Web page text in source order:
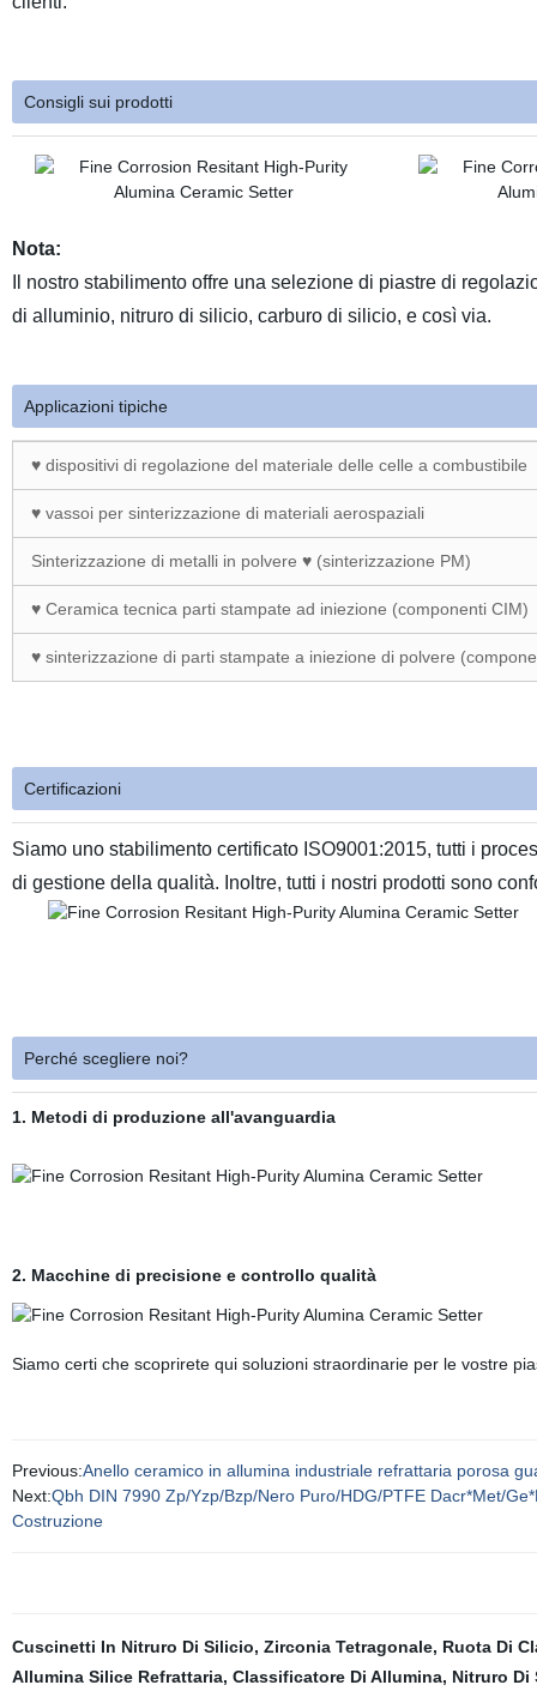
Consigli sui prodotti
Nota:
Il nostro stabilimento offre una selezione di piastre di
di alluminio, nitruro di silicio, carburo di silicio, e così via.
Applicazioni tipiche
♥ dispositivi di regolazione del materiale delle celle a combustibile
♥ vassoi per sinterizzazione di materiali aerospaziali
Sinterizzazione di metalli in polvere ♥ (sinterizzazione PM)
♥ Ceramica tecnica parti stampate ad iniezione (componenti CIM)
♥ sinterizzazione di parti stampate a iniezione di polvere
Certificazioni
Siamo uno stabilimento certificato ISO9001:2015, tutti i
di gestione della qualità. Inoltre, tutti i nostri prodotti sono
Perché scegliere noi?
1. Metodi di produzione all'avanguardia
2. Macchine di precisione e controllo qualità
Siamo certi che scoprirete qui soluzioni straordinarie per le vostre
Previous:Anello ceramico in allumina industriale refrattaria porosa
Next:Qbh DIN 7990 Zp/Yzp/Bzp/Nero Puro/HDG/PTFE Dacr*Met/
Costruzione
Cuscinetti In Nitruro Di Silicio, Zirconia Tetragonale, Ruota Di
Allumina Silice Refrattaria, Classificatore Di Allumina, Nitruro Di